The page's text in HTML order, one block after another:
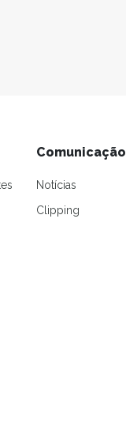
Comunicação
Notícias
Clipping